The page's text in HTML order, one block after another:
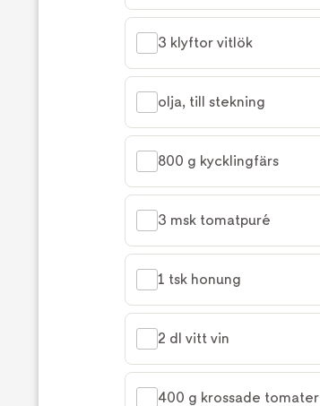
3 klyftor vitlök
olja, till stekning
800 g kycklingfärs
3 msk tomatpuré
1 tsk honung
2 dl vitt vin
400 g krossade tomater